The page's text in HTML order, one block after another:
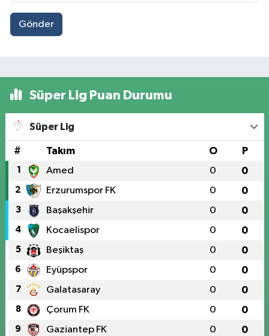
Gönder
Süper Lig Puan Durumu
Süper Lig
# Takım O P
1 Amed 0 0
2 Erzurumspor FK 0 0
3 Başakşehir 0 0
4 Kocaelispor 0 0
5 Beşiktaş 0 0
6 Eyüpspor 0 0
7 Galatasaray 0 0
8 Çorum FK 0 0
9 Gaziantep FK 0 0